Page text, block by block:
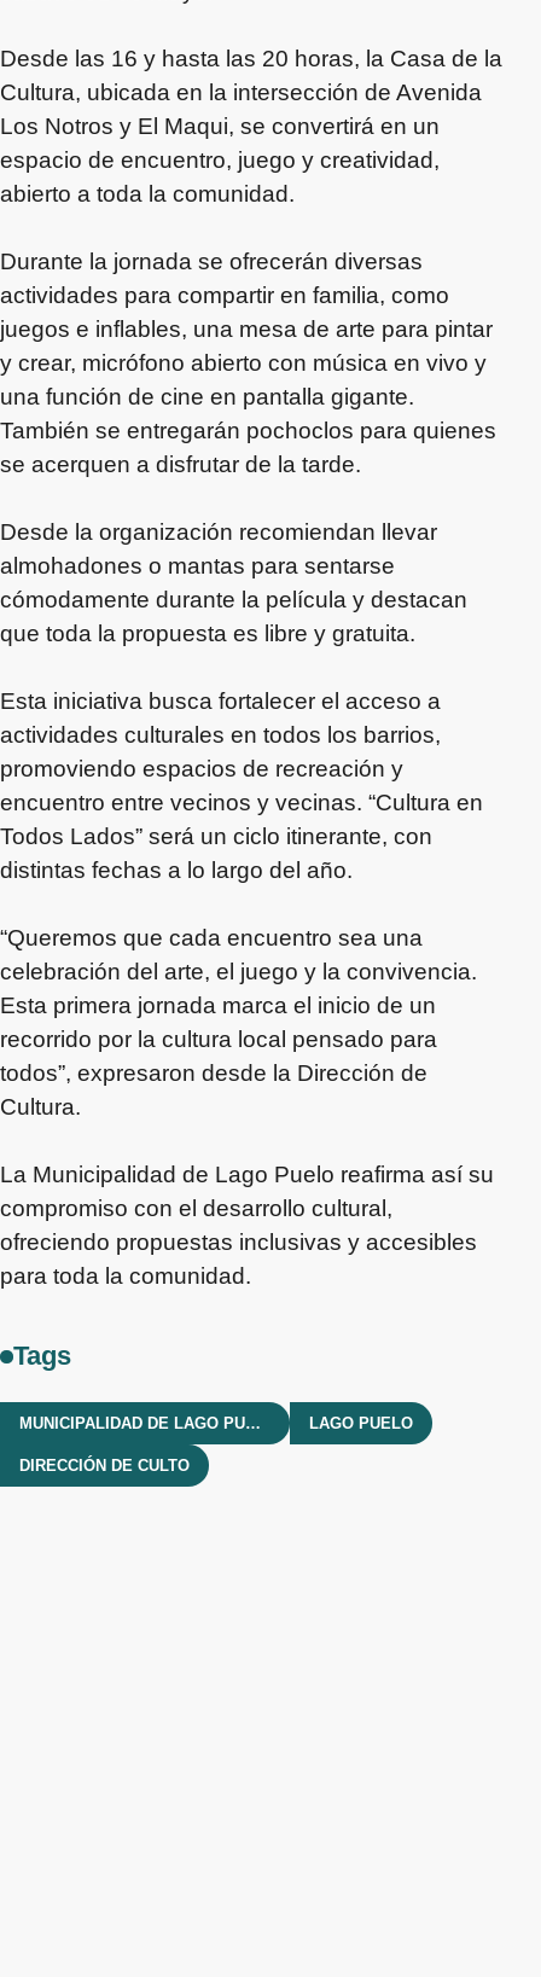
Desde las 16 y hasta las 20 horas, la Casa de la
Cultura, ubicada en la intersección de Avenida
Los Notros y El Maqui, se convertirá en un
espacio de encuentro, juego y creatividad,
abierto a toda la comunidad.
Durante la jornada se ofrecerán diversas
actividades para compartir en familia, como
juegos e inflables, una mesa de arte para pintar
y crear, micrófono abierto con música en vivo y
una función de cine en pantalla gigante.
También se entregarán pochoclos para quienes
se acerquen a disfrutar de la tarde.
Desde la organización recomiendan llevar
almohadones o mantas para sentarse
cómodamente durante la película y destacan
que toda la propuesta es libre y gratuita.
Esta iniciativa busca fortalecer el acceso a
actividades culturales en todos los barrios,
promoviendo espacios de recreación y
encuentro entre vecinos y vecinas. “Cultura en
Todos Lados” será un ciclo itinerante, con
distintas fechas a lo largo del año.
“Queremos que cada encuentro sea una
celebración del arte, el juego y la convivencia.
Esta primera jornada marca el inicio de un
recorrido por la cultura local pensado para
todos”, expresaron desde la Dirección de
Cultura.
La Municipalidad de Lago Puelo reafirma así su
compromiso con el desarrollo cultural,
ofreciendo propuestas inclusivas y accesibles
para toda la comunidad.
Tags
MUNICIPALIDAD DE LAGO PUELO LAGO PUELO
DIRECCIÓN DE CULTO